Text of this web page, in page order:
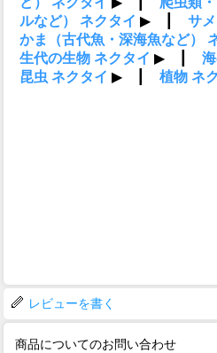
レビューを書く
商品についてのお問い合わせ